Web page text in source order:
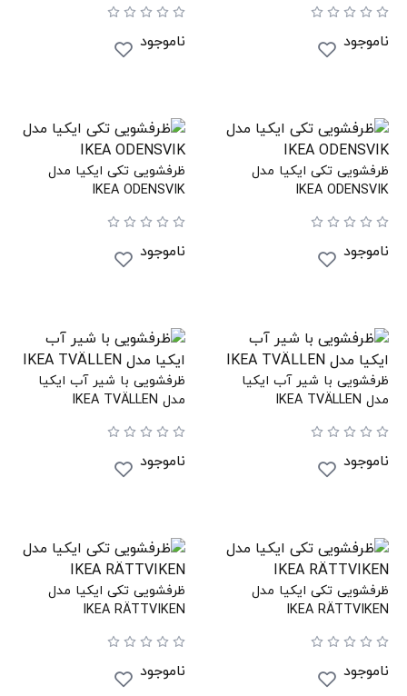
ناموجود ناموجود
ظرفشویی تکی ایکیا مدل
IKEA ODENSVIK
ناموجود
ظرفشویی تکی ایکیا مدل
IKEA ODENSVIK
ناموجود
ظرفشویی با شیر آب ایکیا
مدل IKEA TVÄLLEN
ناموجود
ظرفشویی با شیر آب ایکیا
مدل IKEA TVÄLLEN
ناموجود
ظرفشویی تکی ایکیا مدل
IKEA RÄTTVIKEN
ناموجود
ظرفشویی تکی ایکیا مدل
IKEA RÄTTVIKEN
ناموجود